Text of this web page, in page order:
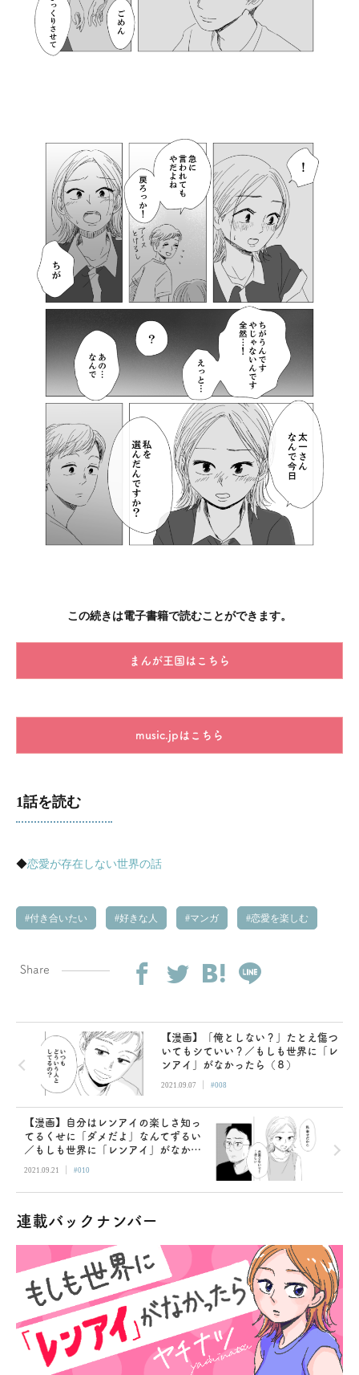
この続きは電子書籍で読むことができます。
まんが王国はこちら
music.jpはこちら
1話を読む
◆恋愛が存在しない世界の話
付き合いたい 好きな人 マンガ 恋愛を楽しむ
Share
【漫画】「俺としない？」たとえ傷つ
いてもシていい？／もしも世界に「レ
ンアイ」がなかったら（８）
2021.09.07 | #008
【漫画】自分はレンアイの楽しさ知っ
てるくせに「ダメだよ」なんてずるい
／もしも世界に「レンアイ」がなかっ
たら（１０）
2021.09.21 | #010
連載バックナンバー